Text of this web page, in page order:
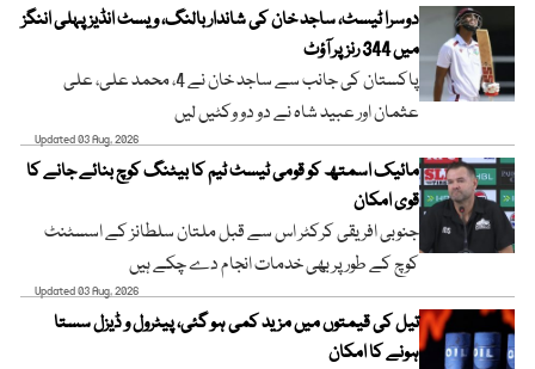
دوسرا ٹیسٹ، ساجد خان کی شاندار بالنگ، ویسٹ انڈیز پہلی اننگز
میں 344 رنز پر آؤٹ
پاکستان کی جانب سے ساجد خان نے 4، محمد علی، علی
عثمان اور عبید شاہ نے دو دو وکٹیں لیں
Updated 03 Aug, 2026
مائیک اسمتھ کو قومی ٹیسٹ ٹیم کا بیٹنگ کوچ بنائے جانے کا
قوی امکان
جنوبی افریقی کرکٹر اس سے قبل ملتان سلطانز کے اسسٹنٹ
کوچ کے طور پر بھی خدمات انجام دے چکے ہیں
Updated 03 Aug, 2026
تیل کی قیمتوں میں مزید کمی ہو گئی، پیٹرول و ڈیزل سستا
ہونے کا امکان